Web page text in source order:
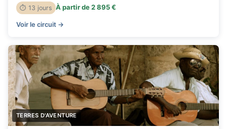
⏱ 13 jours À partir de 2 895 €
Voir le circuit →
TERRES D'AVENTURE